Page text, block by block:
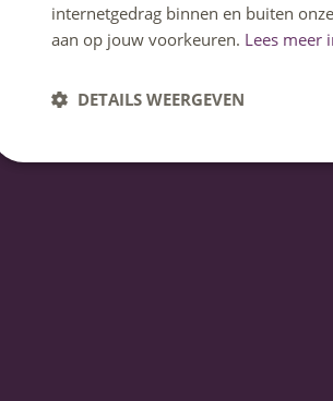
internetgedrag binnen en buiten
aan op jouw voorkeuren. Lees meer
DETAILS WEERGEVEN